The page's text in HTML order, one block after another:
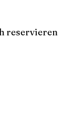
reservieren